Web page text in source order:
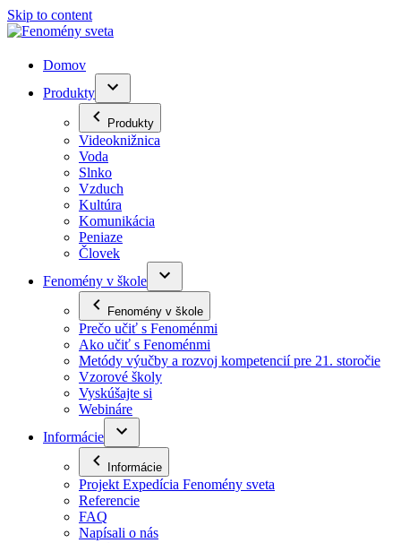
Skip to content
Domov
Produkty
Produkty
Videoknižnica
Voda
Slnko
Vzduch
Kultúra
Komunikácia
Peniaze
Človek
Fenomény v škole
Fenomény v škole
Prečo učiť s Fenoménmi
Ako učiť s Fenoménmi
Metódy výučby a rozvoj kompetencií pre 21. storočie
Vzorové školy
Vyskúšajte si
Webináre
Informácie
Informácie
Projekt Expedícia Fenomény sveta
Referencie
FAQ
Napísali o nás